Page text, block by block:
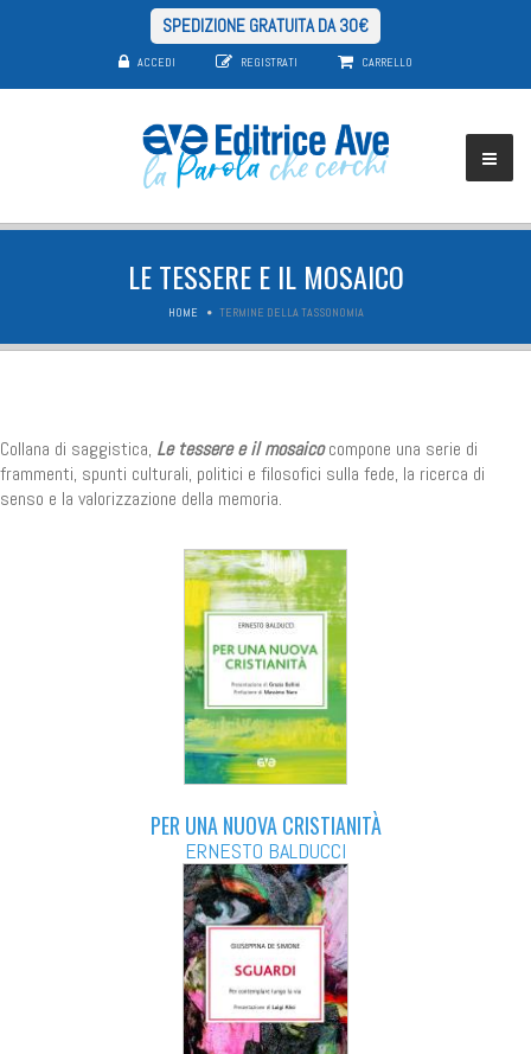
SPEDIZIONE GRATUITA DA 30€
ACCEDI REGISTRATI CARRELLO
LE TESSERE E IL MOSAICO
HOME TERMINE DELLA TASSONOMIA
Collana di saggistica, Le tessere e il mosaicocompone una serie di
frammenti, spunti culturali, politici e filosofici sulla fede, la ricerca di
senso e la valorizzazione della memoria.
PER UNA NUOVA CRISTIANITÀ
ERNESTO BALDUCCI